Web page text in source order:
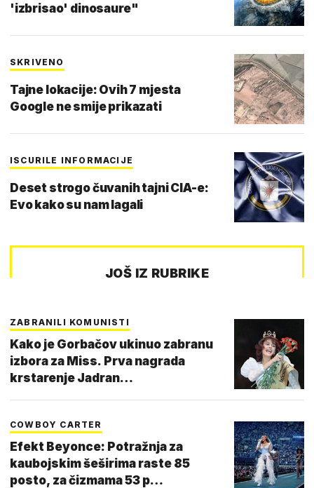
'izbrisao' dinosaure"
SKRIVENO
Tajne lokacije: Ovih 7 mjesta
Google ne smije prikazati
ISCURILE INFORMACIJE
Deset strogo čuvanih tajni CIA-e:
Evo kako su nam lagali
JOŠ IZ RUBRIKE
ZABRANILI KOMUNISTI
Kako je Gorbačov ukinuo zabranu
izbora za Miss. Prva nagrada
krstarenje Jadran…
COWBOY CARTER
Efekt Beyonce: Potražnja za
kaubojskim šeširima raste 85
posto, za čizmama 53 p…